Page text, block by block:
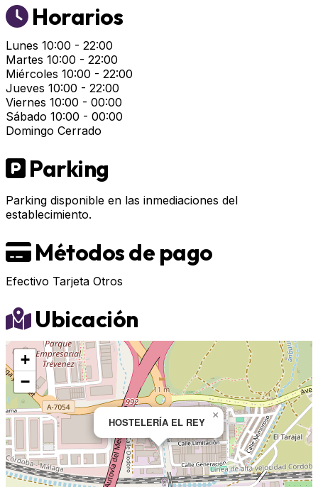
Horarios
Lunes 10:00 - 22:00
Martes 10:00 - 22:00
Miércoles 10:00 - 22:00
Jueves 10:00 - 22:00
Viernes 10:00 - 00:00
Sábado 10:00 - 00:00
Domingo Cerrado
Parking
Parking disponible en las inmediaciones del
establecimiento.
Métodos de pago
Efectivo Tarjeta Otros
Ubicación
HOSTELERÍA EL REY
×
+
−